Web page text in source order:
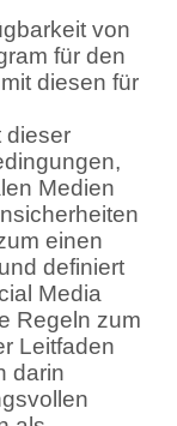
von
für den
diesen für
dieser
Medien
einen
definiert
Media
Regeln zum
Leitfaden
darin